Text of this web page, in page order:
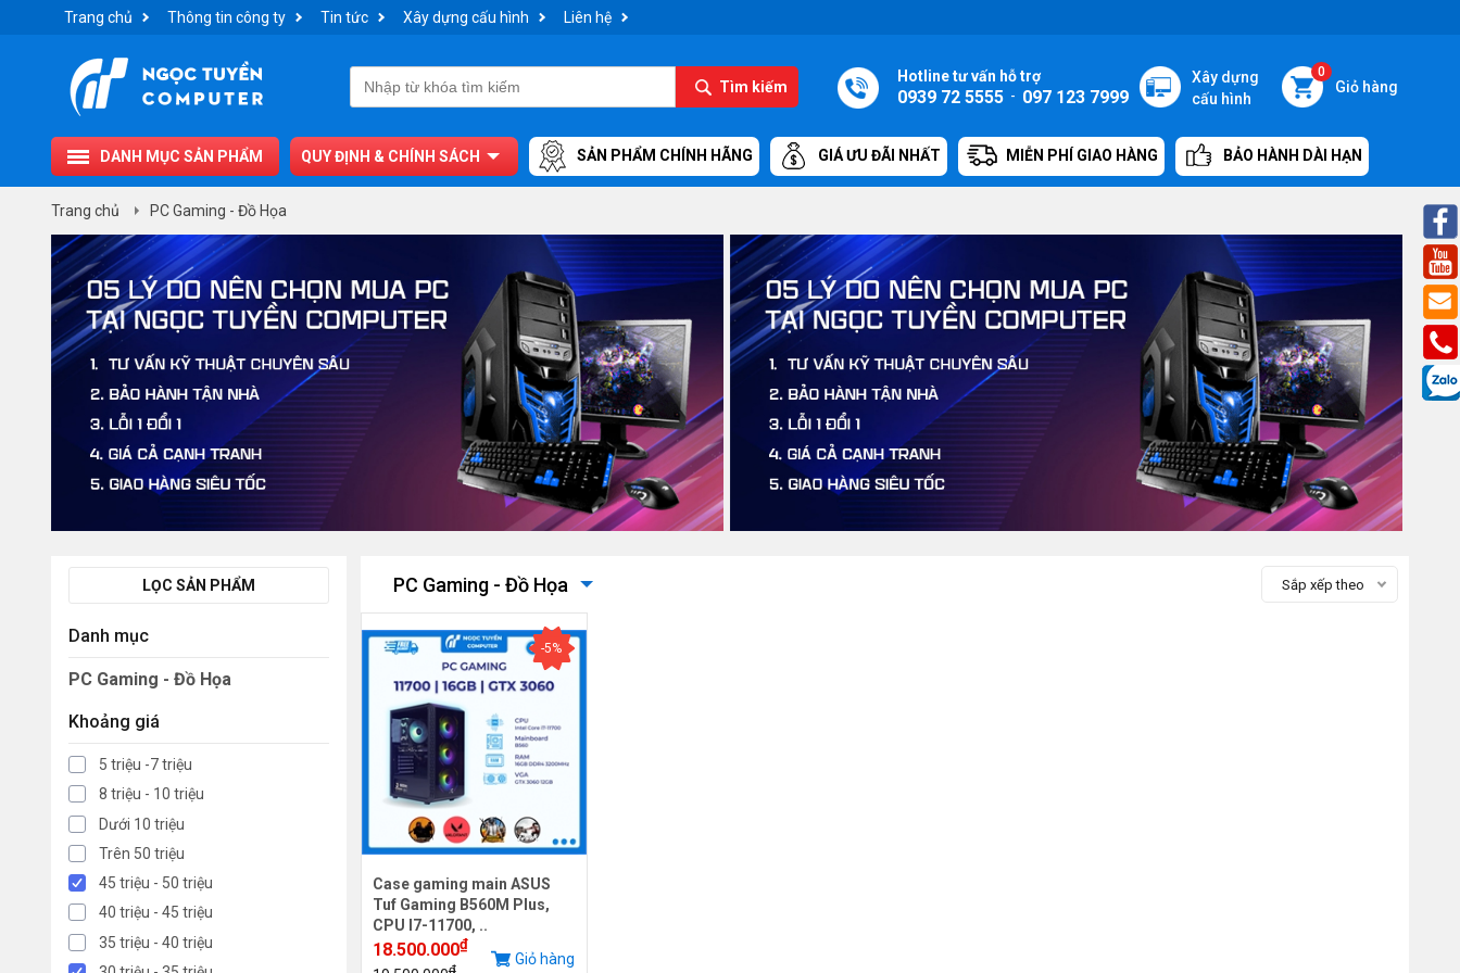
Trang chủ Thông tin công ty Tin tức Xây dựng cấu hình Liên hệ
Tìm kiếm
0
Giỏ hàng
Xây dựng
cấu hình
Hotline tư vấn hỗ trợ
0939 72 5555 - 097 123 7999
DANH MỤC SẢN PHẨM QUY ĐỊNH & CHÍNH SÁCH SẢN PHẨM CHÍNH HÃNG GIÁ ƯU ĐÃI NHẤT MIỄN PHÍ GIAO HÀNG BẢO HÀNH DÀI HẠN
Trang chủ PC Gaming - Đồ Họa
LỌC SẢN PHẨM
Danh mục
PC Gaming - Đồ Họa
Khoảng giá
5 triệu -7 triệu
8 triệu - 10 triệu
Dưới 10 triệu
Trên 50 triệu
45 triệu - 50 triệu
40 triệu - 45 triệu
35 triệu - 40 triệu
PC Gaming - Đồ Họa Sắp xếp theo
-5%
Case gaming main ASUS
Tuf Gaming B560M Plus,
CPU I7-11700, ..
18.500.000₫
₫
Giỏ hàng